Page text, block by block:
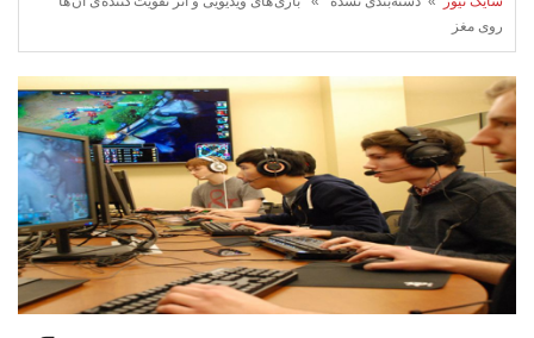
روی مغز